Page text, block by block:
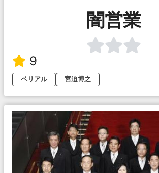
闇営業
9
ベリアル
宮迫博之